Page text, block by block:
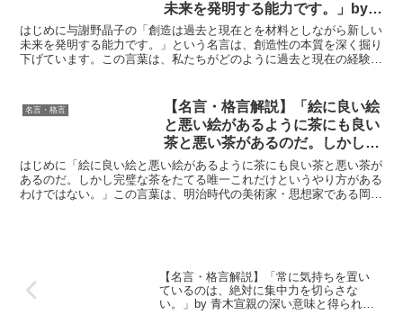
未来を発明する能力です。」by
与謝野晶子の深い意味と得られる
教訓
はじめに与謝野晶子の「創造は過去と現在とを材料としながら新しい
未来を発明する能力です。」という名言は、創造性の本質を深く掘り
下げています。この言葉は、私たちがどのように過去と現在の経験を
名言・格言
【名言・格言解説】「絵に良い絵
と悪い絵があるように茶にも良い
茶と悪い茶があるのだ。しかし完
璧な茶をたてる唯一これだけとい
うやり方があるわけではない。」
by 岡倉天心の深い意味と得られ
はじめに「絵に良い絵と悪い絵があるように茶にも良い茶と悪い茶が
あるのだ。しかし完璧な茶をたてる唯一これだけというやり方がある
わけではない。」この言葉は、明治時代の美術家・思想家である岡倉
【名言・格言解説】「常に気持ちを置い
ているのは、絶対に集中力を切らさな
い。」by 青木宣親の深い意味と得られる